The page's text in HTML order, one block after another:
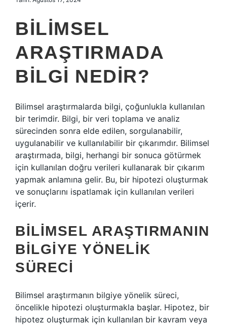
BILIMSEL
ARAŞTIRMADA
BILGI NEDIR?
Bilimsel araştırmalarda bilgi, çoğunlukla kullanılan
bir terimdir. Bilgi, bir veri toplama ve analiz
sürecinden sonra elde edilen, sorgulanabilir,
uygulanabilir ve kullanılabilir bir çıkarımdır. Bilimsel
araştırmada, bilgi, herhangi bir sonuca götürmek
için kullanılan doğru verileri kullanarak bir çıkarım
yapmak anlamına gelir. Bu, bir hipotezi oluşturmak
ve sonuçlarını ispatlamak için kullanılan verileri
içerir.
BILIMSEL ARAŞTIRMANIN
BILGIYE YÖNELIK
SÜRECI
Bilimsel araştırmanın bilgiye yönelik süreci,
öncelikle hipotezi oluşturmakla başlar. Hipotez, bir
hipotez oluşturmak için kullanılan bir kavram veya